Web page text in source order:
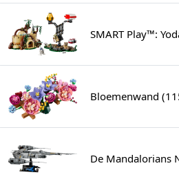
SMART Play™:
Bloemenwand
De Mandalorians